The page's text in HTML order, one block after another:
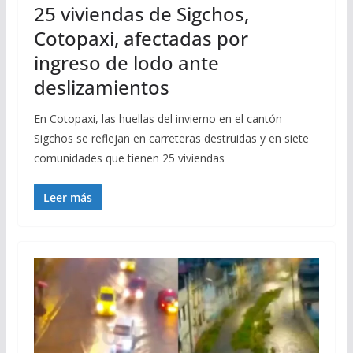
25 viviendas de Sigchos,
Cotopaxi, afectadas por
ingreso de lodo ante
deslizamientos
En Cotopaxi, las huellas del invierno en el cantón
Sigchos se reflejan en carreteras destruidas y en siete
comunidades que tienen 25 viviendas
Leer más